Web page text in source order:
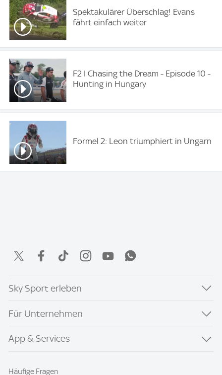
Spektakulärer Überschlag! Evans
fährt einfach weiter
F2 I Chasing the Dream - Episode 10 -
Hunting in Hungary
Formel 2: Leon triumphiert in Ungarn
Sky Sport erleben
Für Unternehmen
App & Services
Häufige Fragen